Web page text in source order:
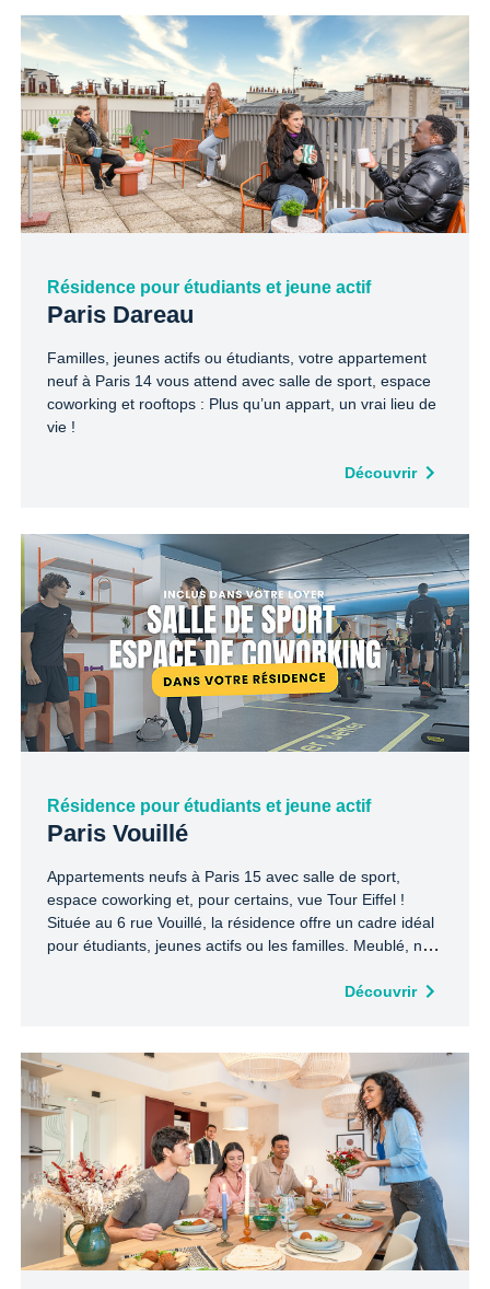
Résidence pour étudiants et jeune actif
Paris Dareau
Familles, jeunes actifs ou étudiants, votre appartement
neuf à Paris 14 vous attend avec salle de sport, espace
coworking et rooftops : Plus qu’un appart, un vrai lieu de
vie !
Découvrir
Résidence pour étudiants et jeune actif
Paris Vouillé
Appartements neufs à Paris 15 avec salle de sport,
espace coworking et, pour certains, vue Tour Eiffel !
Située au 6 rue Vouillé, la résidence offre un cadre idéal
pour étudiants, jeunes actifs ou les familles. Meublé, non
l’appartement qui vous correspond au cœur du 15e
Découvrir